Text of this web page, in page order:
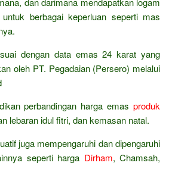
berbagai keperluan seperti mas
dengan data emas 24 karat yang
oleh PT. Pegadaian (Persero) melalui
perbandingan harga emas produk
lebaran idul fitri, dan kemasan natal.
juga mempengaruhi dan dipengaruhi
seperti harga Dirham, Chamsah,